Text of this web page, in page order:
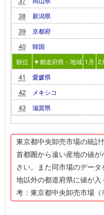
38
新潟県
39
京都府
40
韓国
順位
▼都道府県・地域 1月 2
41
愛媛県
42
メキシコ
43
滋賀県
東京都中央卸売市場の統計
首都圏から遠い産地の値
さい。また同市場のデー
地以外の都道府県に値が
考：東京都中央卸売市場（